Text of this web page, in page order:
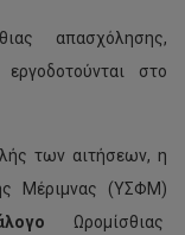
απασχόλησης,
στο
των αιτήσεων, η
Μέριμνας (ΥΣΦΜ)
Ωρομίσθιας